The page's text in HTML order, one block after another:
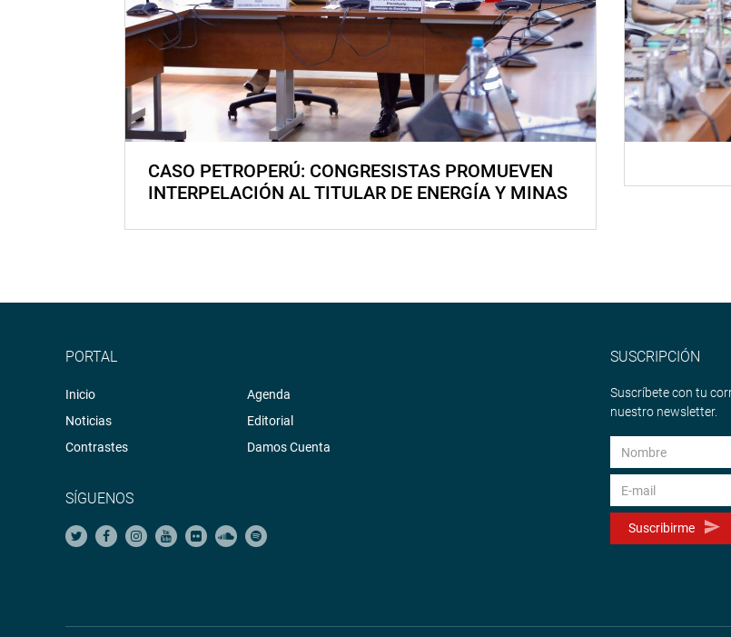
CASO PETROPERÚ: CONGRESISTAS PROMUEVEN
INTERPELACIÓN AL TITULAR DE ENERGÍA Y MINAS
PORTAL
Inicio
Noticias
Contrastes
Agenda
Editorial
Damos Cuenta
SÍGUENOS
SUSCRIPCIÓN
Suscríbete con tu
nuestro newsletter.
Suscribirme